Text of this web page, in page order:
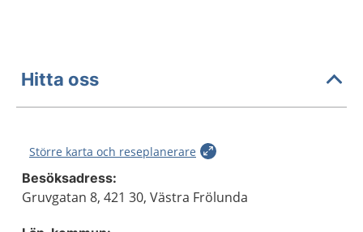
Hitta oss
Större karta och reseplanerare
Besöksadress:
Gruvgatan 8, 421 30, Västra Frölunda